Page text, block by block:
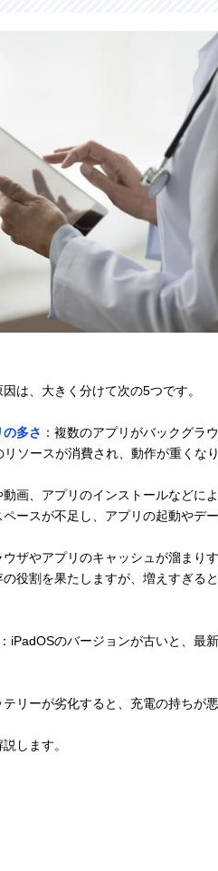
は、大きく分けて次の5つです。
多さ ：複数のアプリがバックグラ
ソースが消費され、動作が重くなり
動画、アプリのインストールなどに
ースが不足し、アプリの起動やデ
ウザやアプリのキャッシュが溜まり
の役割を果たしますが、増えすぎる
iPadOSのバージョンが古いと、最
リーが劣化すると、充電の持ちが
します。